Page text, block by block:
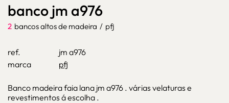
banco jm a976
2 bancos altos de madeira / pfj
ref.
jm a976
marca
pfj
Banco madeira faia lana jm a976 . várias velaturas e
revestimentos á escolha .